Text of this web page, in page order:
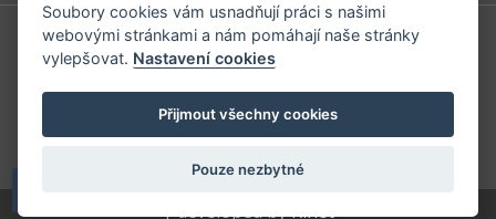
Příhlášení | Registrace
Kontaktní informace
Mapa stránek
| developed byKinet
Soubory cookies vám usnadňují práci s našimi
webovými stránkami a nám pomáhají naše stránky
vylepšovat. Nastavení cookies
Přijmout všechny cookies
Pouze nezbytné